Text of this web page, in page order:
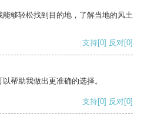
够轻松找到目的地，了解当地的风土
支持[0] 反对[0]
帮助我做出更准确的选择。
支持[0] 反对[0]